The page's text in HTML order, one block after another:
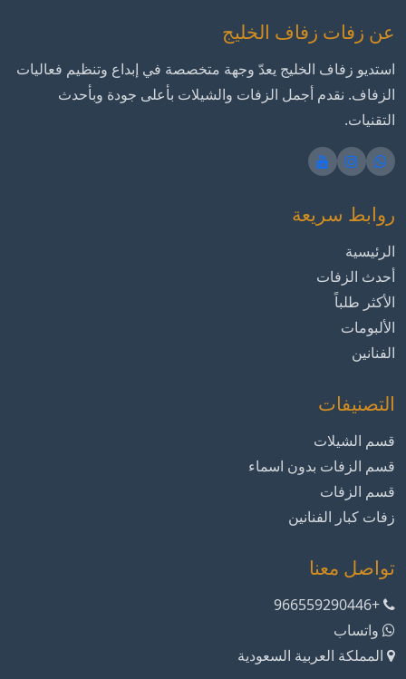
عن زفات زفاف الخليج
استديو زفاف الخليج يعدّ وجهة متخصصة في إبداع وتنظيم فعاليات
الزفاف. نقدم أجمل الزفات والشيلات بأعلى جودة وبأحدث
التقنيات.
روابط سريعة
الرئيسية
أحدث الزفات
الأكثر طلباً
الألبومات
الفنانين
التصنيفات
قسم الشيلات
قسم الزفات بدون اسماء
قسم الزفات
زفات كبار الفنانين
تواصل معنا
+966559290446
واتساب
المملكة العربية السعودية